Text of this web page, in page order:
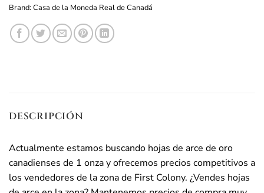
Brand:Casa de la Moneda Real de Canadá
DESCRIPCIÓN
Actualmente estamos buscando hojas de arce de oro
canadienses de 1 onza y ofrecemos precios competitivos a
los vendedores de la zona de First Colony. ¿Vendes hojas